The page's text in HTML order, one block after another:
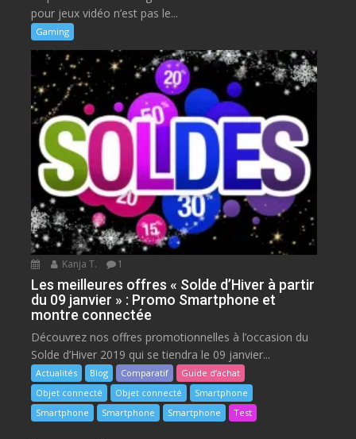
pour jeux vidéo n’est pas le...
Gaming
Kanja T. 1
Les meilleures offres « Solde d’Hiver à partir
du 09 janvier » : Promo Smartphone et
montre connectée
Découvrez nos offres promotionnelles à l’occasion du
Solde d’Hiver 2019 qui se tiendra le 09 janvier...
Actualités Blog Comparatif
Guide d’achat
Objet connecté
Objet connecté
Smartphone
Smartphone
Smartphone Smartphone Test